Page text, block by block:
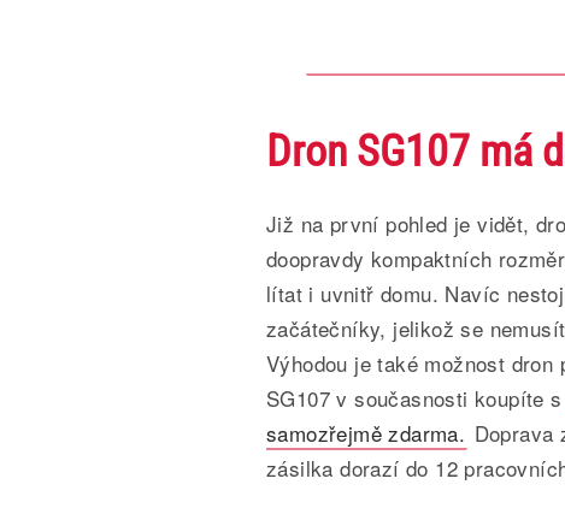
Dron SG107 má
Již na první pohled je vidět,
doopravdy kompaktních
lítat i uvnitř domu. Navíc
začátečníky, jelikož se
Výhodou je také možnost dron
SG107 v současnosti koupíte s
samozřejmě zdarma. Doprava
zásilka dorazí do 12